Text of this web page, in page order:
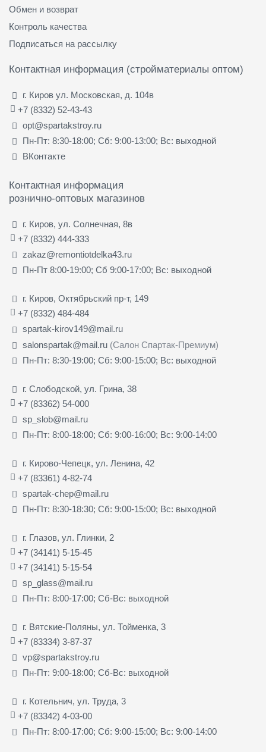
Обмен и возврат
Контроль качества
Подписаться на рассылку
Контактная информация (стройматериалы оптом)
г. Киров ул. Московская, д. 104в
+7 (8332) 52-43-43
opt@spartakstroy.ru
Пн-Пт: 8:30-18:00; Сб: 9:00-13:00; Вс: выходной
ВКонтакте
Контактная информация
рознично-оптовых магазинов
г. Киров, ул. Солнечная, 8в
+7 (8332) 444-333
zakaz@remontiotdelka43.ru
Пн-Пт 8:00-19:00; Сб 9:00-17:00; Вс: выходной
г. Киров, Октябрьский пр-т, 149
+7 (8332) 484-484
spartak-kirov149@mail.ru
salonspartak@mail.ru (Салон Спартак-Премиум)
Пн-Пт: 8:30-19:00; Сб: 9:00-15:00; Вс: выходной
г. Слободской, ул. Грина, 38
+7 (83362) 54-000
sp_slob@mail.ru
Пн-Пт: 8:00-18:00; Сб: 9:00-16:00; Вс: 9:00-14:00
г. Кирово-Чепецк, ул. Ленина, 42
+7 (83361) 4-82-74
spartak-chep@mail.ru
Пн-Пт: 8:30-18:30; Сб: 9:00-15:00; Вс: выходной
г. Глазов, ул. Глинки, 2
+7 (34141) 5-15-45
+7 (34141) 5-15-54
sp_glass@mail.ru
Пн-Пт: 8:00-17:00; Сб-Вс: выходной
г. Вятские-Поляны, ул. Тойменка, 3
+7 (83334) 3-87-37
vp@spartakstroy.ru
Пн-Пт: 9:00-18:00; Сб-Вс: выходной
г. Котельнич, ул. Труда, 3
+7 (83342) 4-03-00
Пн-Пт: 8:00-17:00; Сб: 9:00-15:00; Вс: 9:00-14:00